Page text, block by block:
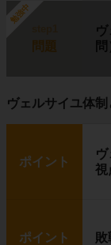
勉強中
問題
問
ヴェルサイユ体
ポイント
視
ポイント